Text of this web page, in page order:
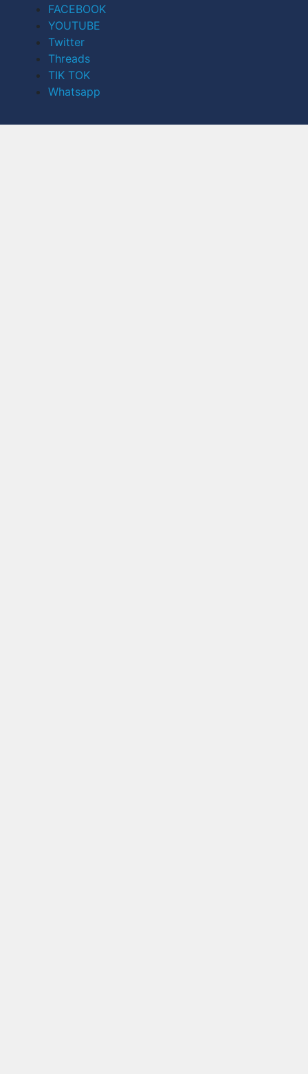
FACEBOOK
YOUTUBE
Twitter
Threads
TIK TOK
Whatsapp